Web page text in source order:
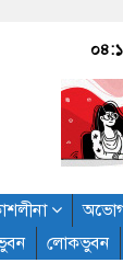
লোকভুবন